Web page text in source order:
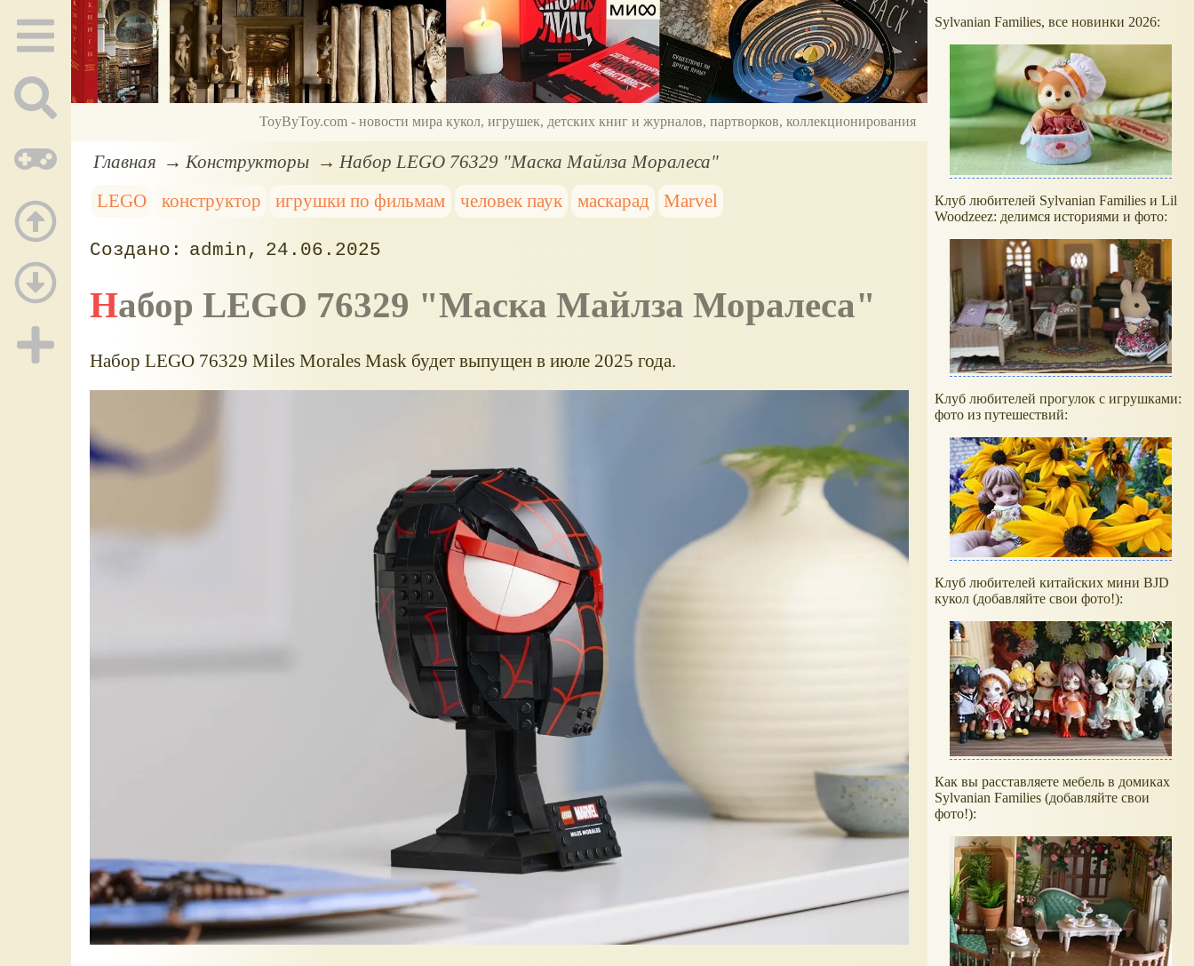
ToyByToy.com - новости мира кукол, игрушек, детских книг и журналов, партворков, коллекционирования
Главная Конструкторы
Набор LEGO 76329 "Маска Майлза Моралеса"
LEGO
конструктор игрушки по фильмам человек паук маскарад Marvel
admin 24.06.2025
Набор LEGO 76329 "Маска Майлза Моралеса"
Набор LEGO 76329 Miles Morales Mask будет выпущен в июле 2025 года.
Sylvanian Families, все новинки 2026:
Клуб любителей Sylvanian Families и Lil
Woodzeez: делимся историями и фото:
Клуб любителей прогулок с игрушками:
фото из путешествий:
Клуб любителей китайских мини BJD
кукол (добавляйте свои фото!):
Как вы расставляете мебель в домиках
Sylvanian Families (добавляйте свои
фото!):